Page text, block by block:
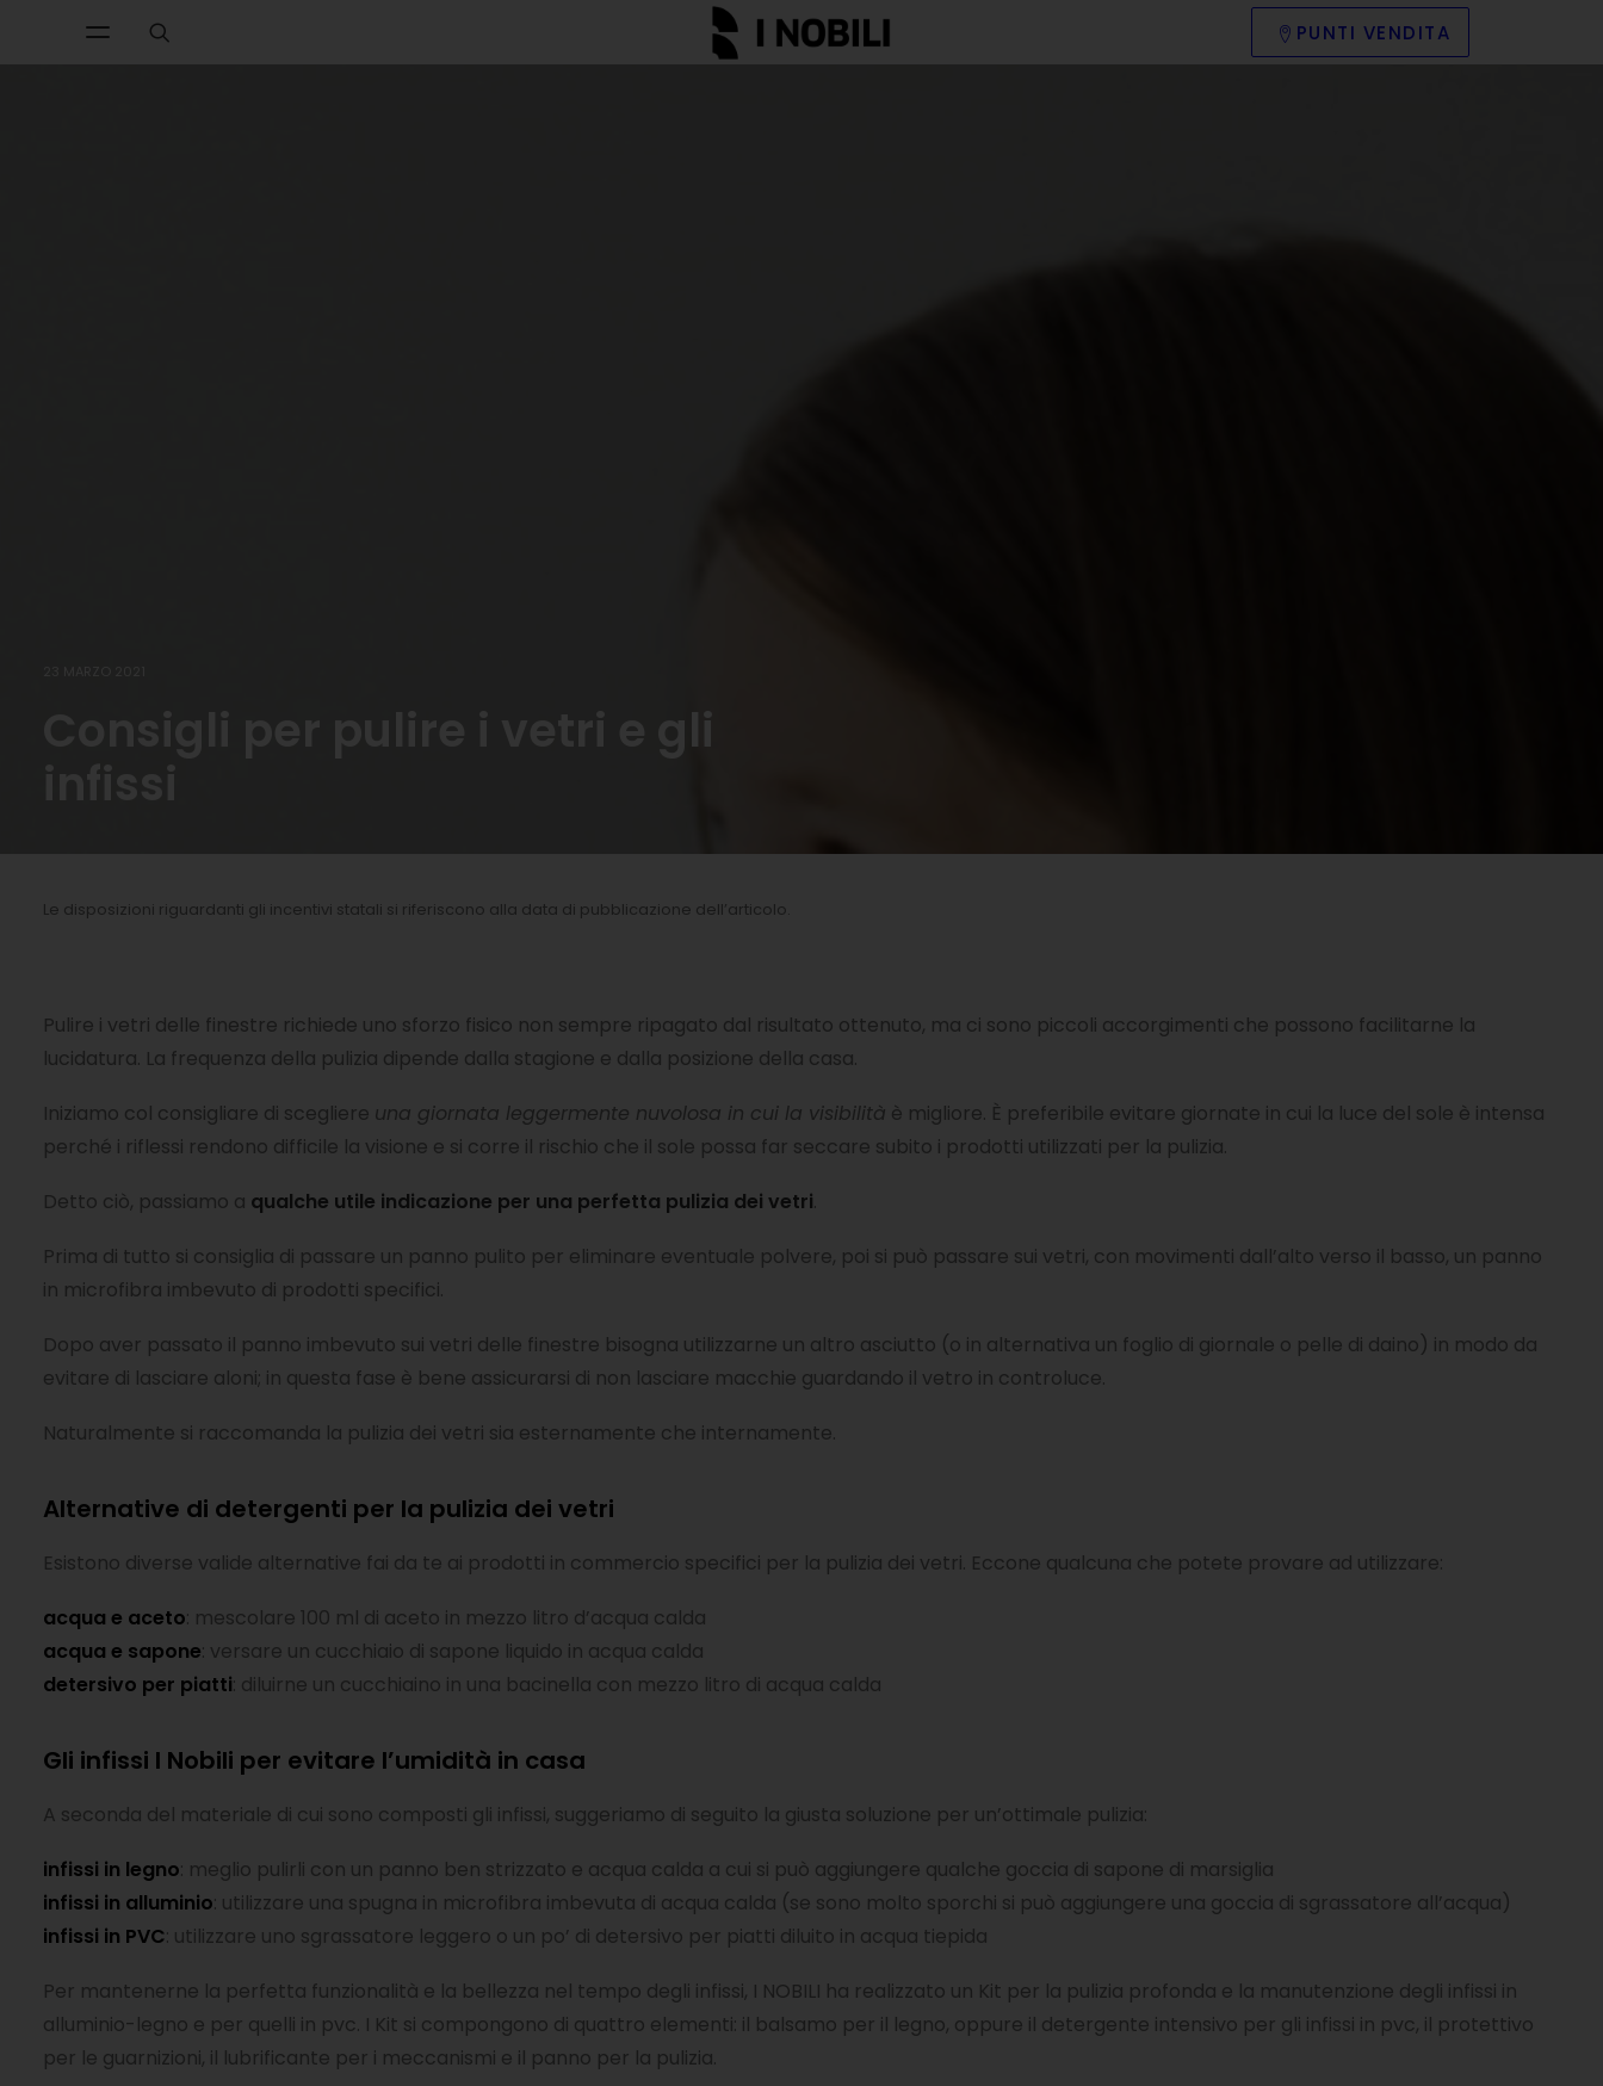
PUNTI VENDITA
Consigli per pulire i vetri e gli
Le disposizioni riguardanti gli incentivi statali si riferiscono alla data di pubblicazione dell’articolo.
Pulire i vetri delle finestre richiede uno sforzo fisico non sempre ripagato dal risultato ottenuto, ma ci sono piccoli accorgimenti che possono facilitarne la
lucidatura. La frequenza della pulizia dipende dalla stagione e dalla posizione della casa.
Iniziamo col consigliare di scegliere una giornata leggermente nuvolosa in cui la visibilità è migliore. È preferibile evitare giornate in cui la luce del sole è intensa
perché i riflessi rendono difficile la visione e si corre il rischio che il sole possa far seccare subito i prodotti utilizzati per la pulizia.
Detto ciò, passiamo a qualche utile indicazione per una perfetta pulizia dei vetri.
Prima di tutto si consiglia di passare un panno pulito per eliminare eventuale polvere, poi si può passare sui vetri, con movimenti dall’alto verso il basso, un panno
in microfibra imbevuto di prodotti specifici.
Dopo aver passato il panno imbevuto sui vetri delle finestre bisogna utilizzarne un altro asciutto (o in alternativa un foglio di giornale o pelle di daino) in modo da
evitare di lasciare aloni; in questa fase è bene assicurarsi di non lasciare macchie guardando il vetro in controluce.
Naturalmente si raccomanda la pulizia dei vetri sia esternamente che internamente.
Alternative di detergenti per la pulizia dei vetri
Esistono diverse valide alternative fai da te ai prodotti in commercio specifici per la pulizia dei vetri. Eccone qualcuna che potete provare ad utilizzare:
acqua e aceto: mescolare 100 ml di aceto in mezzo litro d’acqua calda
acqua e sapone: versare un cucchiaio di sapone liquido in acqua calda
detersivo per piatti: diluirne un cucchiaino in una bacinella con mezzo litro di acqua calda
Gli infissi I Nobili per evitare l’umidità in casa
A seconda del materiale di cui sono composti gli infissi, suggeriamo di seguito la giusta soluzione per un’ottimale pulizia:
infissi in legno: meglio pulirli con un panno ben strizzato e acqua calda a cui si può aggiungere qualche goccia di sapone di marsiglia
infissi in alluminio: utilizzare una spugna in microfibra imbevuta di acqua calda (se sono molto sporchi si può aggiungere una goccia di sgrassatore all’acqua)
infissi in PVC: utilizzare uno sgrassatore leggero o un po’ di detersivo per piatti diluito in acqua tiepida
Per mantenerne la perfetta funzionalità e la bellezza nel tempo degli infissi, I NOBILI ha realizzato un Kit per la pulizia profonda e la manutenzione degli infissi in
alluminio-legno e per quelli in pvc. I Kit si compongono di quattro elementi: il balsamo per il legno, oppure il detergente intensivo per gli infissi in pvc, il protettivo
per le guarnizioni, il lubrificante per i meccanismi e il panno per la pulizia.